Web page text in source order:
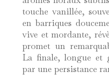
touche vanillée,
en barriques
vive et mordante,
promet un
La finale, longue et
par une persistance